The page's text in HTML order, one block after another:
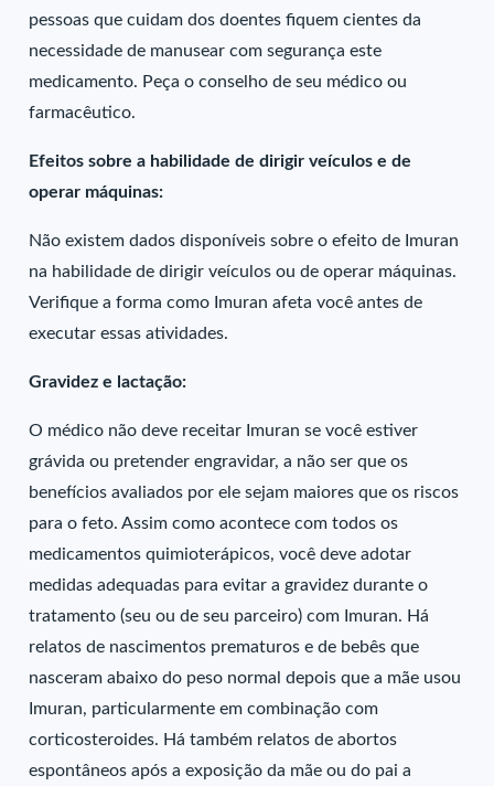
pessoas que cuidam dos doentes fiquem cientes da
necessidade de manusear com segurança este
medicamento. Peça o conselho de seu médico ou
farmacêutico.
Efeitos sobre a habilidade de dirigir veículos e de
operar máquinas:
Não existem dados disponíveis sobre o efeito de Imuran
na habilidade de dirigir veículos ou de operar máquinas.
Verifique a forma como Imuran afeta você antes de
executar essas atividades.
Gravidez e lactação:
O médico não deve receitar Imuran se você estiver
grávida ou pretender engravidar, a não ser que os
benefícios avaliados por ele sejam maiores que os riscos
para o feto. Assim como acontece com todos os
medicamentos quimioterápicos, você deve adotar
medidas adequadas para evitar a gravidez durante o
tratamento (seu ou de seu parceiro) com Imuran. Há
relatos de nascimentos prematuros e de bebês que
nasceram abaixo do peso normal depois que a mãe usou
Imuran, particularmente em combinação com
corticosteroides. Há também relatos de abortos
espontâneos após a exposição da mãe ou do pai a